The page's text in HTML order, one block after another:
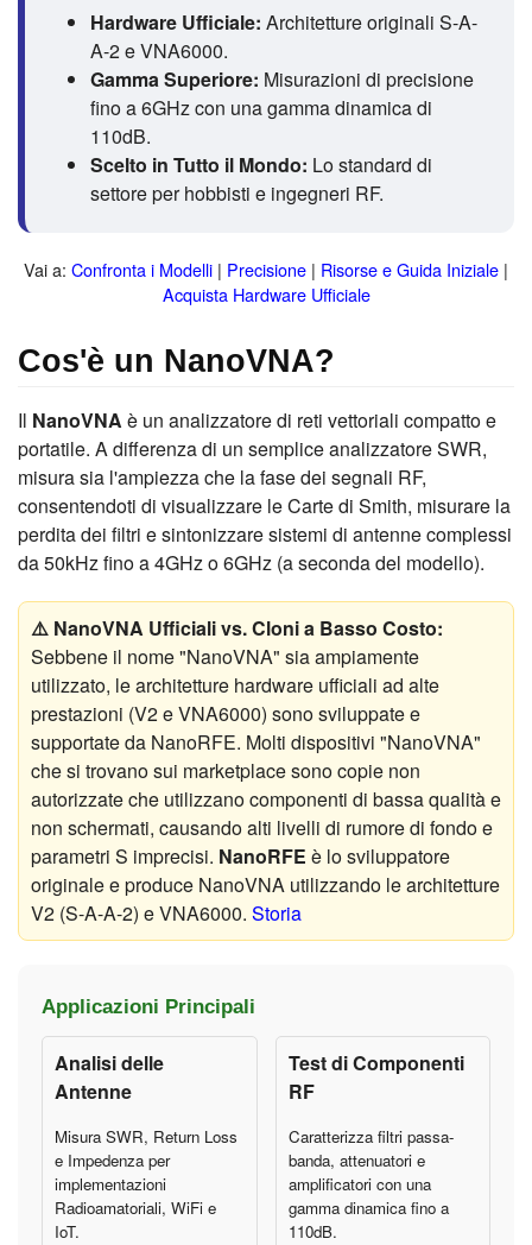
Hardware Ufficiale: Architetture originali S-A-
A-2 e VNA6000.
Gamma Superiore: Misurazioni di precisione
fino a 6GHz con una gamma dinamica di
110dB.
Scelto in Tutto il Mondo: Lo standard di
settore per hobbisti e ingegneri RF.
Vai a: Confronta i Modelli | Precisione | Risorse e Guida Iniziale |
Acquista Hardware Ufficiale
Cos'è un NanoVNA?
Il NanoVNA è un analizzatore di reti vettoriali compatto e
portatile. A differenza di un semplice analizzatore SWR,
misura sia l'ampiezza che la fase dei segnali RF,
consentendoti di visualizzare le Carte di Smith, misurare la
perdita dei filtri e sintonizzare sistemi di antenne complessi
da 50kHz fino a 4GHz o 6GHz (a seconda del modello).
⚠️ NanoVNA Ufficiali vs. Cloni a Basso Costo:
Sebbene il nome "NanoVNA" sia ampiamente
utilizzato, le architetture hardware ufficiali ad alte
prestazioni (V2 e VNA6000) sono sviluppate e
supportate da NanoRFE. Molti dispositivi "NanoVNA"
che si trovano sui marketplace sono copie non
autorizzate che utilizzano componenti di bassa qualità e
non schermati, causando alti livelli di rumore di fondo e
parametri S imprecisi. NanoRFE è lo sviluppatore
originale e produce NanoVNA utilizzando le architetture
V2 (S-A-A-2) e VNA6000. Storia
Applicazioni Principali
Analisi delle
Antenne
Misura SWR, Return Loss
e Impedenza per
implementazioni
Radioamatoriali, WiFi e
IoT.
Test di Componenti
RF
Caratterizza filtri passa-
banda, attenuatori e
amplificatori con una
gamma dinamica fino a
110dB.